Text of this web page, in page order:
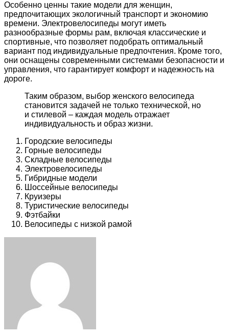
Особенно ценны такие модели для женщин,
предпочитающих экологичный транспорт и экономию
времени. Электровелосипеды могут иметь
разнообразные формы рам, включая классические и
спортивные, что позволяет подобрать оптимальный
вариант под индивидуальные предпочтения. Кроме того,
они оснащены современными системами безопасности и
управления, что гарантирует комфорт и надежность на
дороге.
Таким образом, выбор женского велосипеда
становится задачей не только технической, но
и стилевой – каждая модель отражает
индивидуальность и образ жизни.
Городские велосипеды
Горные велосипеды
Складные велосипеды
Электровелосипеды
Гибридные модели
Шоссейные велосипеды
Круизеры
Туристические велосипеды
Фэтбайки
Велосипеды с низкой рамой